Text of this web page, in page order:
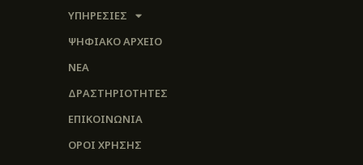
ΥΠΗΡΕΣΙΕΣ
ΨΗΦΙΑΚΌ ΑΡΧΕΊΟ
ΝΕΑ
ΔΡΑΣΤΗΡΙΟΤΗΤΕΣ
ΕΠΙΚΟΙΝΩΝΊΑ
ΌΡΟΙ ΧΡΉΣΗΣ